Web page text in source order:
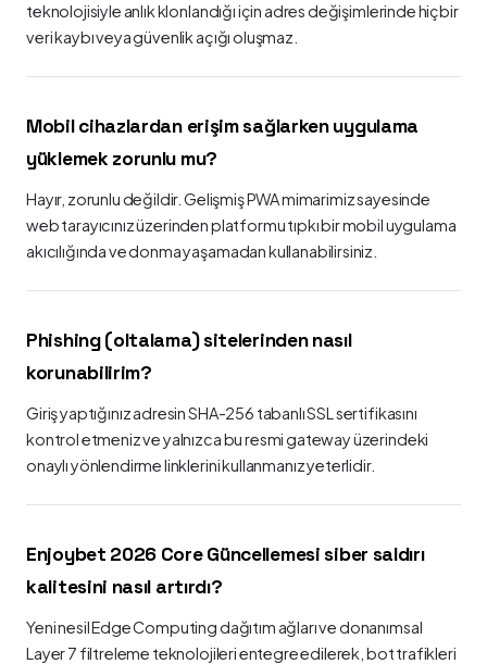
teknolojisiyle anlık klonlandığı için adres değişimlerinde hiçbir
veri kaybı veya güvenlik açığı oluşmaz.
Mobil cihazlardan erişim sağlarken uygulama
yüklemek zorunlu mu?
Hayır, zorunlu değildir. Gelişmiş PWA mimarimiz sayesinde
web tarayıcınız üzerinden platformu tıpkı bir mobil uygulama
akıcılığında ve donma yaşamadan kullanabilirsiniz.
Phishing (oltalama) sitelerinden nasıl
korunabilirim?
Giriş yaptığınız adresin SHA-256 tabanlı SSL sertifikasını
kontrol etmeniz ve yalnızca bu resmi gateway üzerindeki
onaylı yönlendirme linklerini kullanmanız yeterlidir.
Enjoybet 2026 Core Güncellemesi siber saldırı
kalitesini nasıl artırdı?
Yeni nesil Edge Computing dağıtım ağları ve donanımsal
Layer 7 filtreleme teknolojileri entegre edilerek, bot trafikleri